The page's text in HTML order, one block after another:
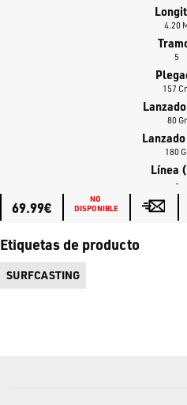
4.20
5
157
80 Gr
180
Línea
-
69.99€
NO
DISPONIBLE
Etiquetas de producto
SURFCASTING